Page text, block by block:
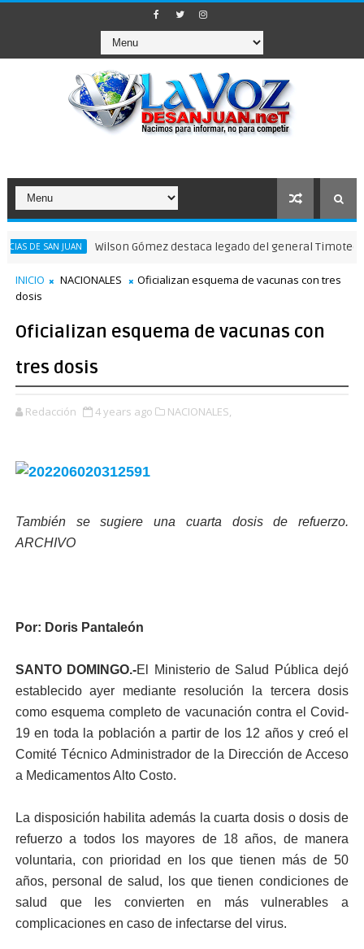
JUAN Wilson Gómez destaca legado del general Timoteo Ogando
INICIO NACIONALES
Oficializan esquema de vacunas con tres
dosis
Oficializan esquema de vacunas con
tres dosis
Redacción 4 years ago NACIONALES,
También se sugiere una cuarta dosis de refuerzo.
ARCHIVO
Por: Doris Pantaleón
SANTO DOMINGO.-El Ministerio de Salud Pú­blica dejó
establecido ayer mediante resolución la ter­cera dosis
como esquema completo de vacunación contra el Covid-
19 en to­da la población a partir de los 12 años y creó el
Comi­té Técnico Administrador de la Dirección de Acceso
a Medicamentos Alto Costo.
La disposición habilita además la cuarta dosis o dosis de
refuerzo a todos los mayores de 18 años, de manera
voluntaria, con prioridad en los que tie­nen más de 50
años, perso­nal de salud, los que tienen condiciones de
salud que les convierten en más vul­nerables a
complicaciones en caso de infectarse del vi­rus.